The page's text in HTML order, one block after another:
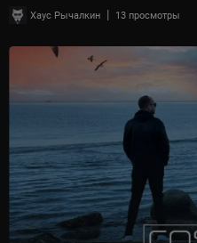
Хаус Рычалкин | 13 просмотры